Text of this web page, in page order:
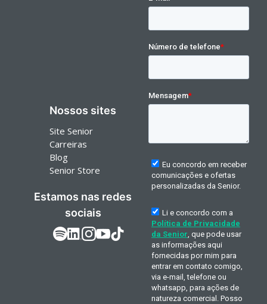
Nossos sites
Site Senior
Carreiras
Blog
Senior Store
Estamos nas redes
sociais